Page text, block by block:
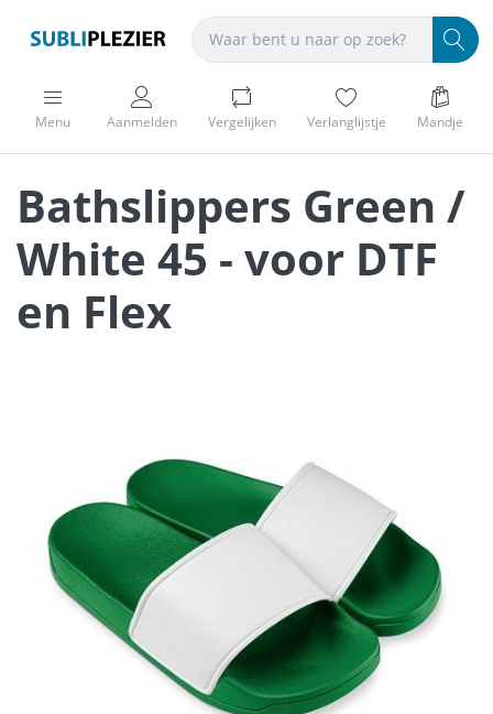
Menu Aanmelden Vergelijken Verlanglijstje Mandje
Bathslippers Green /
White 45 - voor DTF
en Flex